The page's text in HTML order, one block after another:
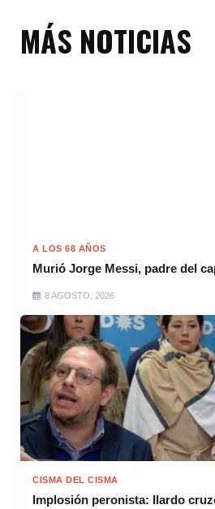
MÁS NOTICIAS
A LOS 68 AÑOS
Murió Jorge Messi, padre del
8 AGOSTO, 2026
CISMA DEL CISMA
Implosión peronista: Ilardo